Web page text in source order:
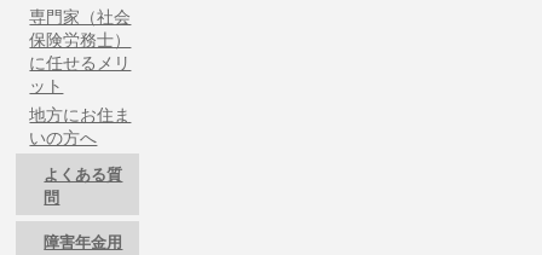
専門家（社会
保険労務士）
に任せるメリ
ット
地方にお住ま
いの方へ
よくある質
問
障害年金用